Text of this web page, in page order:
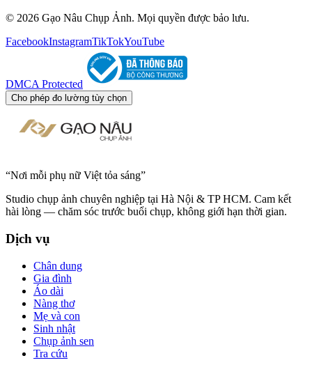
© 2026 Gạo Nâu Chụp Ảnh. Mọi quyền được bảo lưu.
FacebookInstagramTikTokYouTube
DMCA Protected
Cho phép đo lường tùy chọn
“Nơi mỗi phụ nữ Việt tỏa sáng”
Studio chụp ảnh chuyên nghiệp tại Hà Nội & TP HCM. Cam kết
hài lòng — chăm sóc trước buổi chụp, không giới hạn thời gian.
Dịch vụ
Chân dung
Gia đình
Áo dài
Nàng thơ
Mẹ và con
Sinh nhật
Chụp ảnh sen
Tra cứu